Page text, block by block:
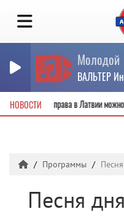
Молодой
ВАЛЬТЕР
НОВОСТИ
водительские права в Латвии
Программы
Песня дня